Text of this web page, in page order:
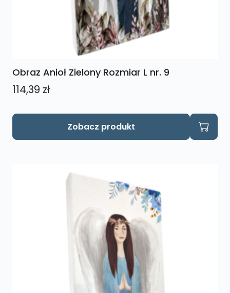
Obraz Anioł Zielony Rozmiar L nr. 9
114,39 zł
Zobacz produkt